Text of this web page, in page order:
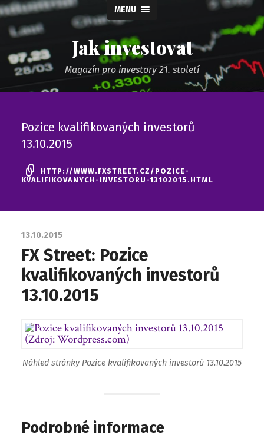
MENU
Jak investovat
Magazín pro investory 21. století
Pozice kvalifikovaných investorů
13.10.2015
HTTP://WWW.FXSTREET.CZ/POZICE-
KVALIFIKOVANYCH-INVESTORU-13102015.HTML
13.10.2015
FX Street: Pozice
kvalifikovaných investorů
13.10.2015
Náhled stránky Pozice kvalifikovaných investorů 13.10.2015
Podrobné informace